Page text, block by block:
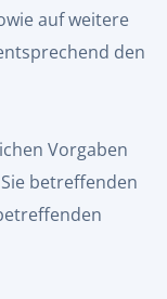
auf weitere
den
Vorgaben
betreffenden